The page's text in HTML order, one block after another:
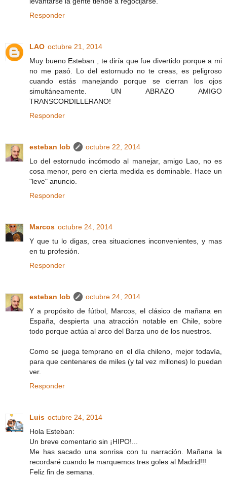
Responder
LAO octubre 21, 2014
Muy bueno Esteban , te diría que fue divertido porque a mi
no me pasó. Lo del estornudo no te creas, es peligroso
cuando estás manejando porque se cierran los ojos
simultáneamente. UN ABRAZO AMIGO
TRANSCORDILLERANO!
Responder
esteban lob
octubre 22, 2014
Lo del estornudo incómodo al manejar, amigo Lao, no es
cosa menor, pero en cierta medida es dominable. Hace un
"leve" anuncio.
Responder
Marcos octubre 24, 2014
Y que tu lo digas, crea situaciones inconvenientes, y mas
en tu profesión.
Responder
esteban lob
octubre 24, 2014
Y a propósito de fútbol, Marcos, el clásico de mañana en
España, despierta una atracción notable en Chile, sobre
todo porque actúa al arco del Barza uno de los nuestros.
Como se juega temprano en el día chileno, mejor todavía,
para que centenares de miles (y tal vez millones) lo puedan
ver.
Responder
Luis octubre 24, 2014
Hola Esteban:
Un breve comentario sin ¡HIPO!...
Me has sacado una sonrisa con tu narración. Mañana la
recordaré cuando le marquemos tres goles al Madrid!!!
Feliz fin de semana.